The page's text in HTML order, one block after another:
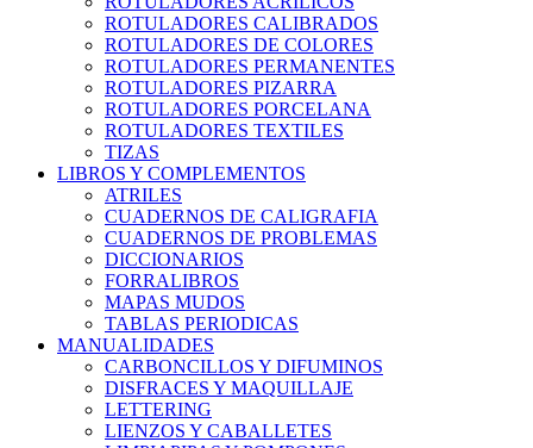
ROTULADORES CALIBRADOS
ROTULADORES DE COLORES
ROTULADORES PERMANENTES
ROTULADORES PIZARRA
ROTULADORES PORCELANA
ROTULADORES TEXTILES
TIZAS
LIBROS Y COMPLEMENTOS
ATRILES
CUADERNOS DE CALIGRAFIA
CUADERNOS DE PROBLEMAS
DICCIONARIOS
FORRALIBROS
MAPAS MUDOS
TABLAS PERIODICAS
MANUALIDADES
CARBONCILLOS Y DIFUMINOS
DISFRACES Y MAQUILLAJE
LETTERING
LIENZOS Y CABALLETES